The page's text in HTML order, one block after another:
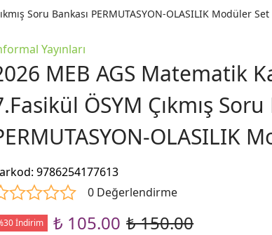
KARA KUTU KİTAPLARI
KARA KUTU KİTAPLARI
KİTAPLARI
KARA KUTU
Soru Bankası PERMUTASYON-OLASILIK Modüler Set
Yayınları
MEB AGS Matematik
ÖSYM Çıkmış Soru
OLASILIK
:9786254177613
0 Değerlendirme
İndirim ₺ 105.00 ₺ 150.00